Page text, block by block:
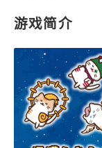
游戏简介